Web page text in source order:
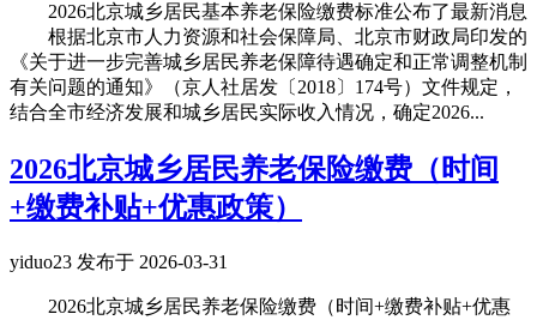
2026北京城乡居民基本养老保险缴费标准公布了最新消息
根据北京市人力资源和社会保障局、北京市财政局印发的
《关于进一步完善城乡居民养老保障待遇确定和正常调整机制
有关问题的通知》（京人社居发〔2018〕174号）文件规定，
结合全市经济发展和城乡居民实际收入情况，确定2026...
2026北京城乡居民养老保险缴费（时间
+缴费补贴+优惠政策）
yiduo23 发布于 2026-03-31
2026北京城乡居民养老保险缴费（时间+缴费补贴+优惠